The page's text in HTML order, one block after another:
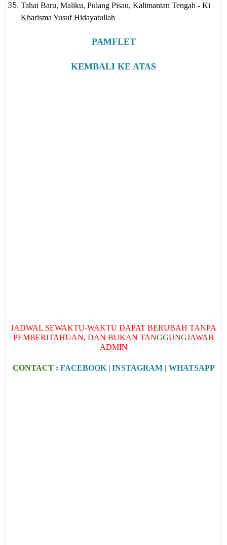
Tahai Baru, Maliku, Pulang Pisau, Kalimantan Tengah - Ki
Kharisma Yusuf Hidayatullah
PAMFLET
KEMBALI KE ATAS
JADWAL SEWAKTU-WAKTU DAPAT BERUBAH TANPA
PEMBERITAHUAN, DAN BUKAN TANGGUNGJAWAB
ADMIN
CONTACT : FACEBOOK| INSTAGRAM| WHATSAPP